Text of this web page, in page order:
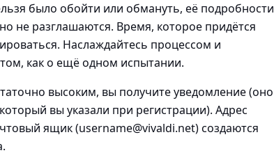
было обойти или обмануть, её подробности
не разглашаются. Время, которое придётся
Наслаждайтесь процессом и
как о ещё одном испытании.
высоким, вы получите уведомление (оно
вы указали при регистрации). Адрес
ящик (username@vivaldi.net) создаются